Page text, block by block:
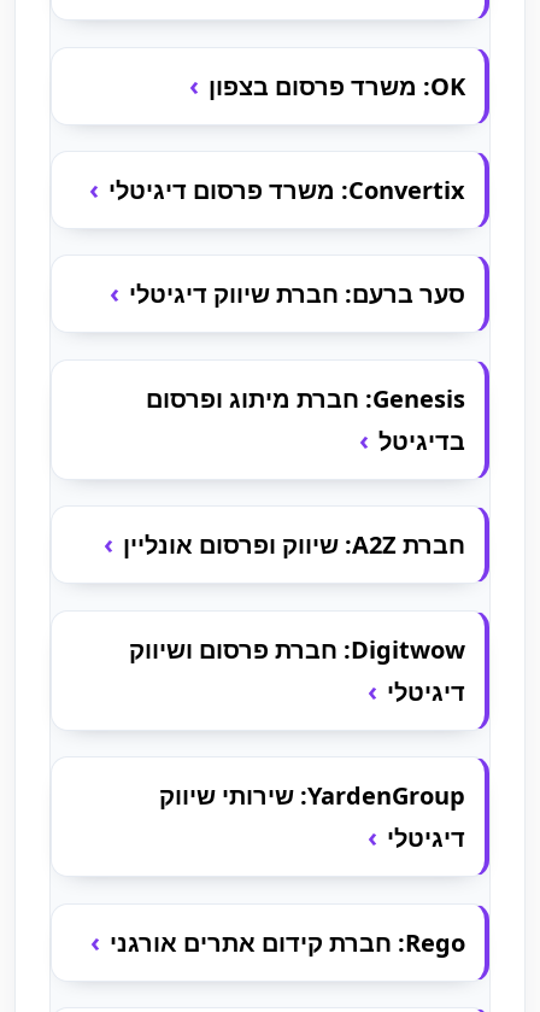
OK: משרד פרסום בצפון
Convertix: משרד פרסום דיגיטלי
סער ברעם: חברת שיווק דיגיטלי
Genesis: חברת מיתוג ופרסום
בדיגיטל
חברת A2Z: שיווק ופרסום אונליין
Digitwow: חברת פרסום ושיווק
דיגיטלי
YardenGroup: שירותי שיווק
דיגיטלי
Rego: חברת קידום אתרים אורגני